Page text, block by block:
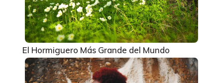
El Hormiguero Más Grande del Mundo